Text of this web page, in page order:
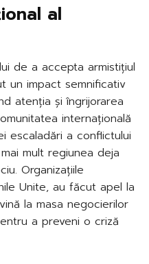
al
de a accepta armistițiul
un impact semnificativ
atenția și îngrijorarea
internațională
escaladări a conflictului
mult regiunea deja
Organizațiile
Unite, au făcut apel la
la masa negocierilor
a preveni o criză